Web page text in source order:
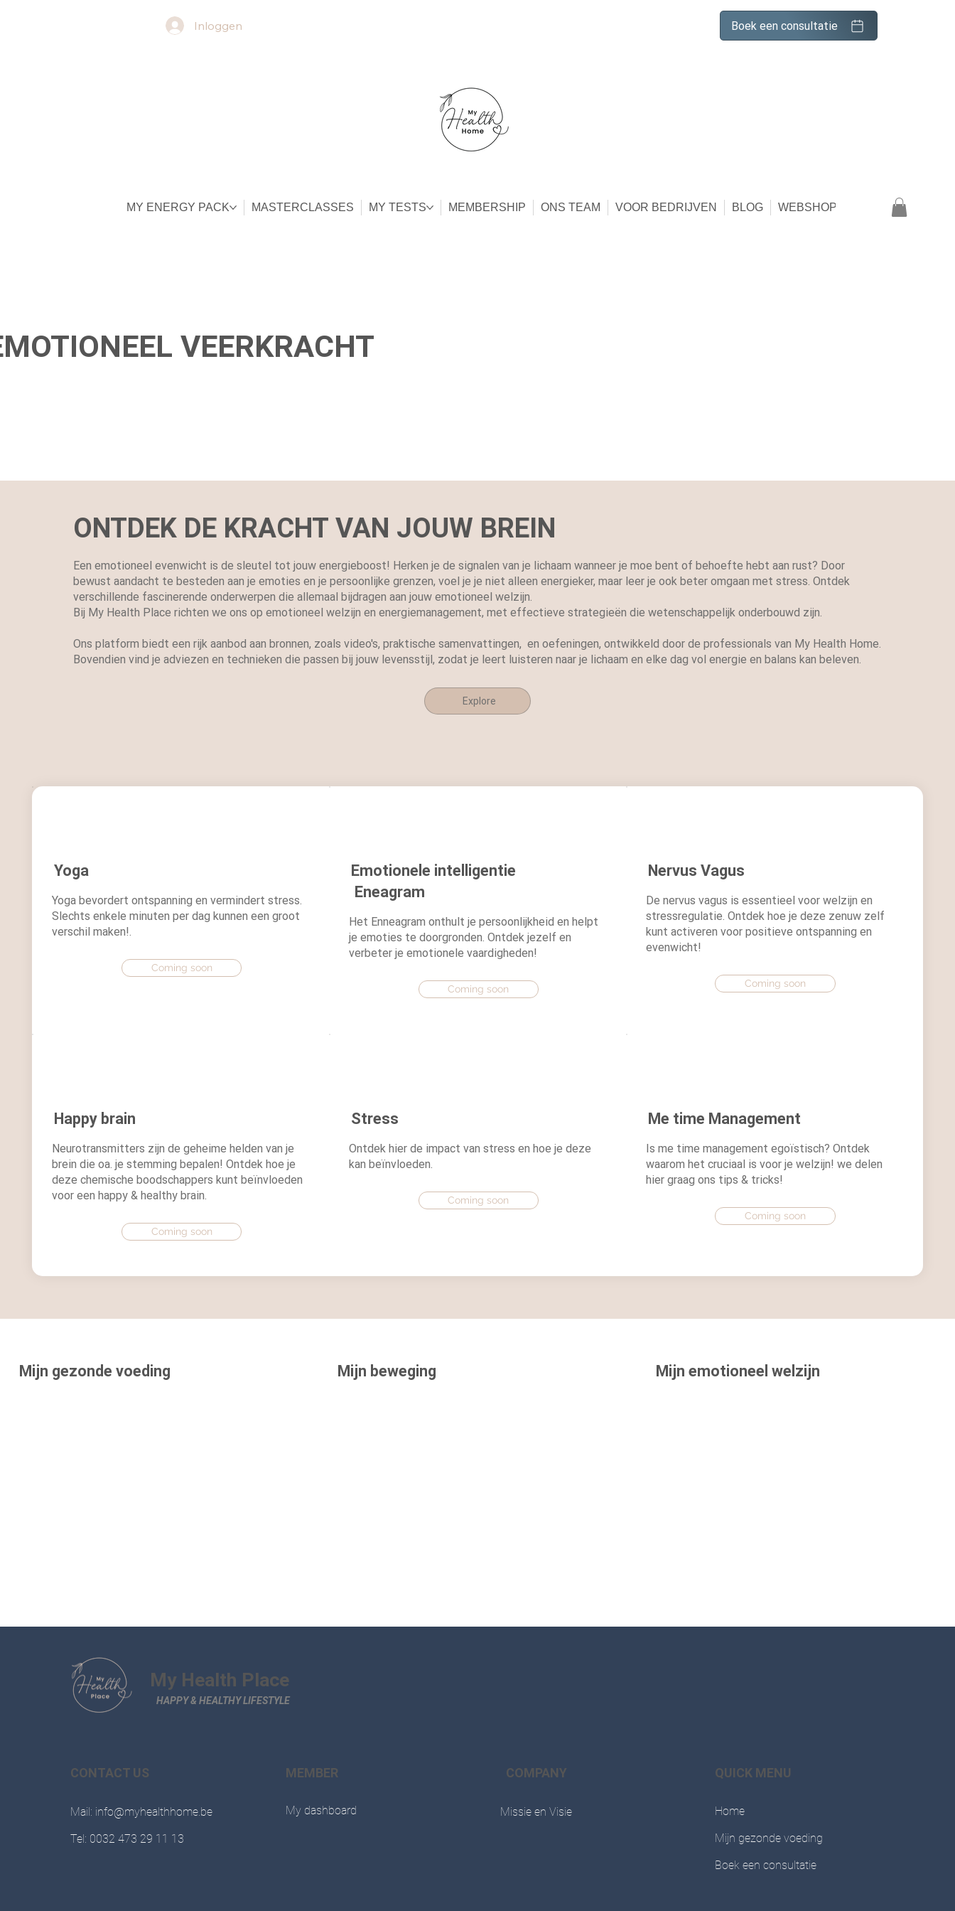
Inloggen Boek een consultatie
MY ENERGY PACK MASTERCLASSES MY TESTS MEMBERSHIP ONS TEAM VOOR BEDRIJVEN BLOG WEBSHOP
VEERKRACHT
ONTDEK DE KRACHT VAN JOUW BREIN
Een emotioneel evenwicht is de sleutel tot jouw energieboost! Herken je de signalen van je lichaam wanneer je moe bent of behoefte hebt aan rust? Door
bewust aandacht te besteden aan je emoties en je persoonlijke grenzen, voel je je niet alleen energieker, maar leer je ook beter omgaan met stress. Ontdek
verschillende fascinerende onderwerpen die allemaal bijdragen aan jouw emotioneel welzijn.
Bij My Health Place richten we ons op emotioneel welzijn en energiemanagement, met effectieve strategieën die wetenschappelijk onderbouwd zijn.
Ons platform biedt een rijk aanbod aan bronnen, zoals video's, praktische samenvattingen, en oefeningen, ontwikkeld door de professionals van My Health Home.
Bovendien vind je adviezen en technieken die passen bij jouw levensstijl, zodat je leert luisteren naar je lichaam en elke dag vol energie en balans kan beleven.
Explore
Yoga
Yoga bevordert ontspanning en vermindert stress.
Slechts enkele minuten per dag kunnen een groot
verschil maken!.
Coming soon
Emotionele intelligentie
Eneagram
Het Enneagram onthult je persoonlijkheid en helpt
je emoties te doorgronden. Ontdek jezelf en
verbeter je emotionele vaardigheden!
Coming soon
Nervus Vagus
De nervus vagus is essentieel voor welzijn en
stressregulatie. Ontdek hoe je deze zenuw zelf
kunt activeren voor positieve ontspanning en
evenwicht!
Coming soon
Happy brain
Neurotransmitters zijn de geheime helden van je
brein die oa. je stemming bepalen! Ontdek hoe je
deze chemische boodschappers kunt beïnvloeden
voor een happy & healthy brain.
Coming soon
Stress
Ontdek hier de impact van stress en hoe je deze
kan beïnvloeden.
Coming soon
Me time Management
Is me time management egoïstisch? Ontdek
waarom het cruciaal is voor je welzijn! we delen
hier graag ons tips & tricks!
Coming soon
Mijn gezonde voeding Mijn beweging Mijn emotioneel welzijn
QUICK MENU
Home
Mijn gezonde voeding
Boek een consultatie
COMPANY
Missie en Visie
MEMBER
My dashboard
CONTACT US
Mail: info@myhealthhome.be
Tel: 0032 473 29 11 13
My Health Place
HAPPY & HEALTHY LIFESTYLE